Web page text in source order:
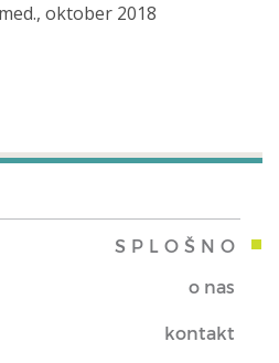
oktober 2018
SPLOŠNO
o nas
kontakt